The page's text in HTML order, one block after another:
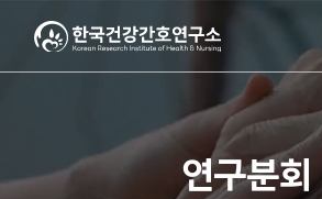
연구분회